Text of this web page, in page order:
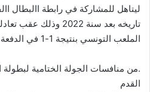
ليتاهل للمشاركة في رابطة االبطال
تاريخه بعد سنة 2022
الملعب التونسي بنتيجة 1-1 في الدفعة االولى
.من منافسات الجولة الختامية لبطولة
القدم